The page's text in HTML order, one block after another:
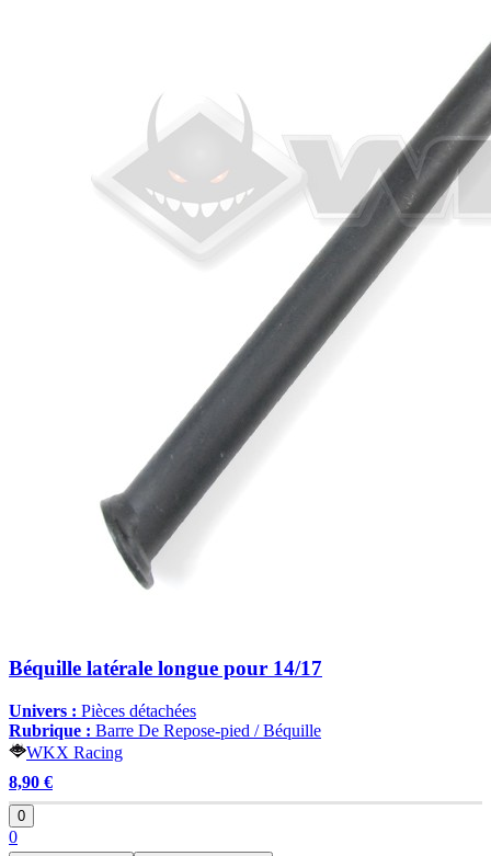
Béquille latérale longue pour 14/17
Univers : Pièces détachées
Rubrique : Barre De Repose-pied / Béquille
WKX Racing
8,90 €
0
0